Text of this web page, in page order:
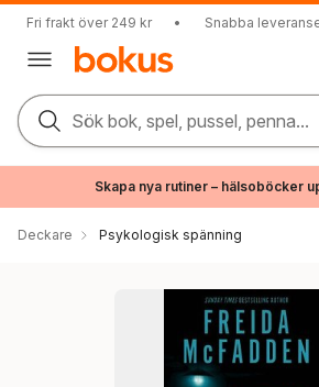
Fri frakt över 249 kr • Snabba
Sök bok, spel, pussel, penna...
Skapa nya rutiner – hälsoböcker
Deckare Psykologisk spänning